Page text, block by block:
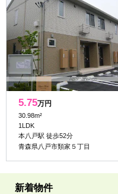
5.75万円
30.98m²
1LDK
本八戸駅 徒歩52分
青森県八戸市類家５丁目
新着物件